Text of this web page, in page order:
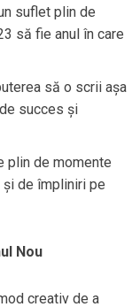
suflet plin de
să fie anul în care
să o scrii așa
succes și
plin de momente
și de împliniri pe
Nou
creativ de a